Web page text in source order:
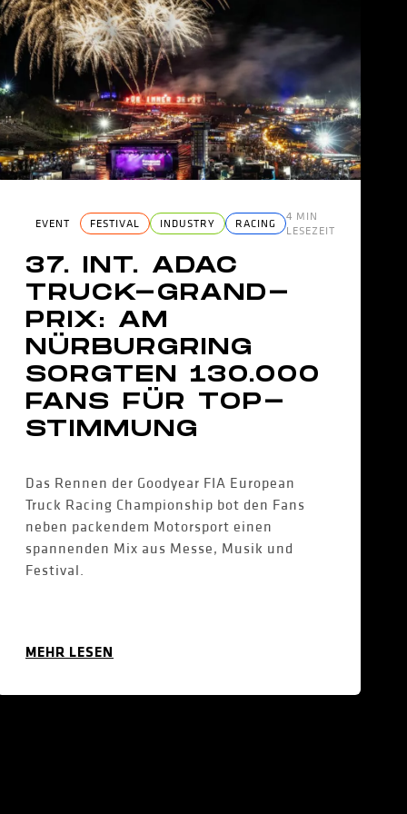
EVENT FESTIVAL INDUSTRY RACING
4 MIN
LESEZEIT
37. INT. ADAC
TRUCK-GRAND-
PRIX: AM
NÜRBURGRING
SORGTEN 130.000
FANS FÜR TOP-
STIMMUNG
Das Rennen der Goodyear FIA European
Truck Racing Championship bot den Fans
neben packendem Motorsport einen
spannenden Mix aus Messe, Musik und
Festival.
MEHR LESEN